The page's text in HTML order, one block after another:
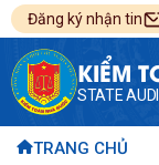
Đăng ký nhận tin
KIỂM
STATE
TRANG CHỦ